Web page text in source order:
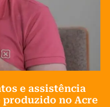
e assistência
no Acre